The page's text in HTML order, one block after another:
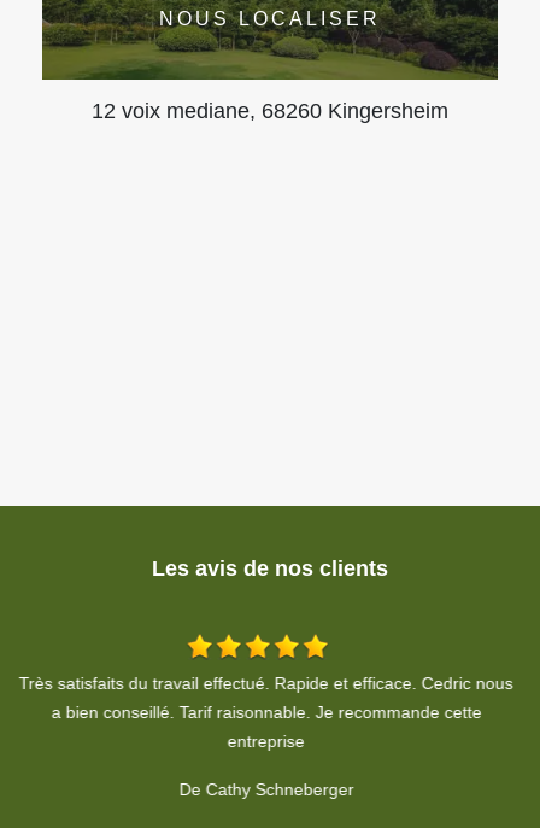
NOUS LOCALISER
12 voix mediane, 68260 Kingersheim
Les avis de nos clients
Bonjour, nous remercions M. Rheinhardt pour son intervention à
la clinique afin de remettre en état l'élagage des végétaux. Prise
de contact rapide et travail respecté dans les délais demandés.
Sierentz.